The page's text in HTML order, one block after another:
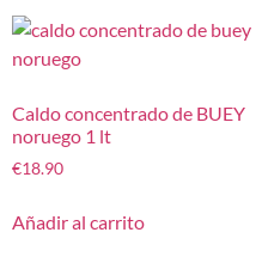
Caldo concentrado de BUEY
noruego 1 lt
€18.90
Añadir al carrito